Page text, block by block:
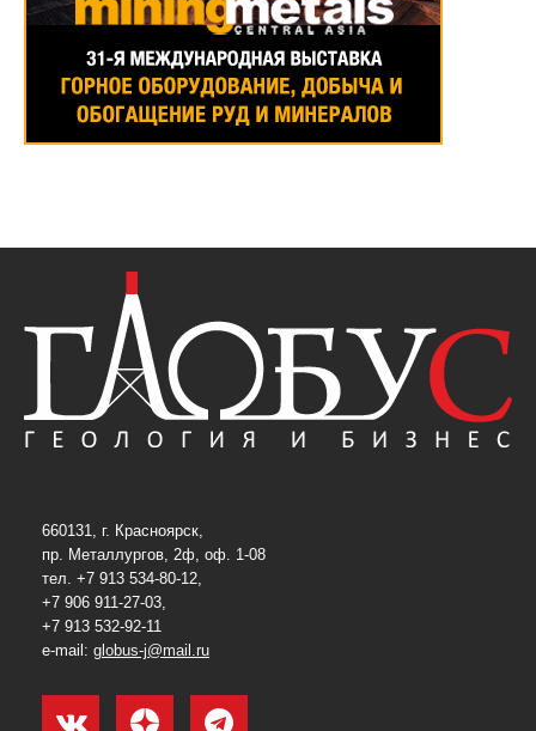
660131, г. Красноярск,
пр. Металлургов, 2ф, оф. 1-08
тел. +7 913 534-80-12,
+7 906 911-27-03,
+7 913 532-92-11
e-mail: globus-j@mail.ru